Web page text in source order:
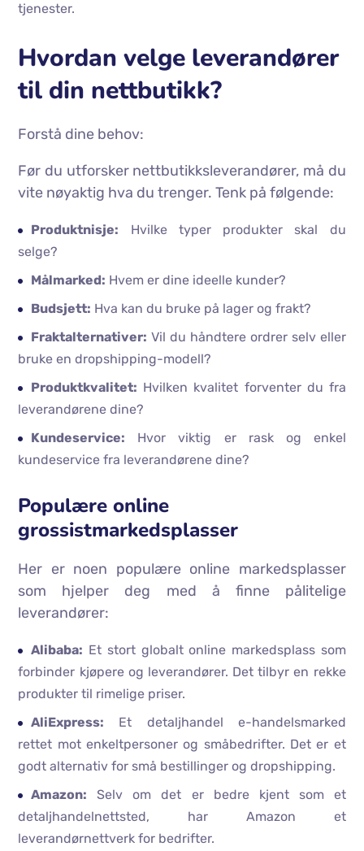
tjenester.
Hvordan velge leverandører
til din nettbutikk?
Forstå dine behov:
Før du utforsker nettbutikksleverandører, må du
vite nøyaktig hva du trenger. Tenk på følgende:
Produktnisje: Hvilke typer produkter skal du
selge?
Målmarked: Hvem er dine ideelle kunder?
Budsjett: Hva kan du bruke på lager og frakt?
Fraktalternativer: Vil du håndtere ordrer selv eller
bruke en dropshipping-modell?
Produktkvalitet: Hvilken kvalitet forventer du fra
leverandørene dine?
Kundeservice: Hvor viktig er rask og enkel
kundeservice fra leverandørene dine?
Populære online
grossistmarkedsplasser
Her er noen populære online markedsplasser
som hjelper deg med å finne pålitelige
leverandører:
Alibaba: Et stort globalt online markedsplass som
forbinder kjøpere og leverandører. Det tilbyr en rekke
produkter til rimelige priser.
AliExpress: Et detaljhandel e-handelsmarked
rettet mot enkeltpersoner og småbedrifter. Det er et
godt alternativ for små bestillinger og dropshipping.
Amazon: Selv om det er bedre kjent som et
detaljhandelnettsted, har Amazon et
leverandørnettverk for bedrifter.